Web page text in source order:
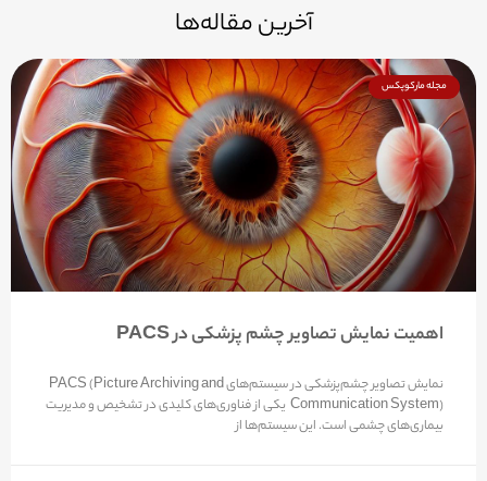
آخرین مقاله‌ها
مجله مارکوپکس
اهمیت نمایش تصاویر چشم پزشکی در PACS
نمایش تصاویر چشم‌پزشکی در سیستم‌های PACS (Picture Archiving and
Communication System) یکی از فناوری‌های کلیدی در تشخیص و مدیریت
بیماری‌های چشمی است. این سیستم‌ها از